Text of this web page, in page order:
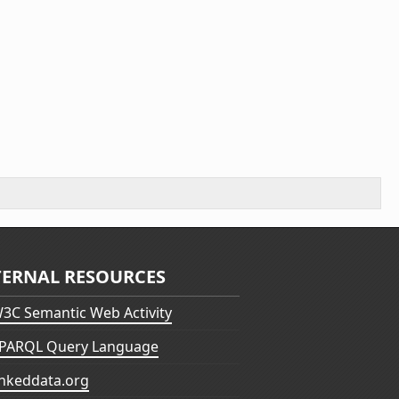
RESOURCES
Semantic Web Activity
Query Language